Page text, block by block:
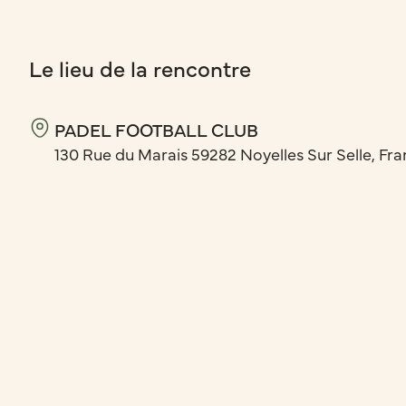
Le lieu de la rencontre
PADEL FOOTBALL CLUB
130 Rue du Marais 59282 Noyelles Sur Selle,